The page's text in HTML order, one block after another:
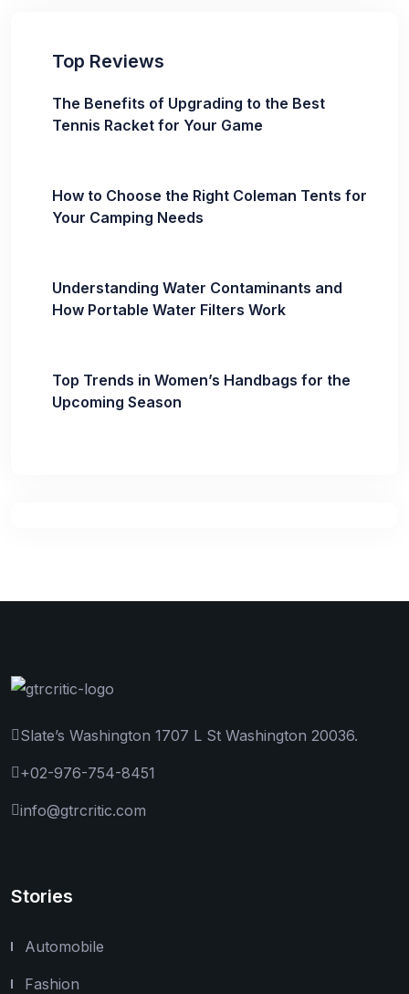
Top Reviews
The Benefits of Upgrading to the Best
Tennis Racket for Your Game
How to Choose the Right Coleman Tents for
Your Camping Needs
Understanding Water Contaminants and
How Portable Water Filters Work
Top Trends in Women’s Handbags for the
Upcoming Season
Slate’s Washington 1707 L St Washington 20036.
+02-976-754-8451
info@gtrcritic.com
Stories
Automobile
Fashion